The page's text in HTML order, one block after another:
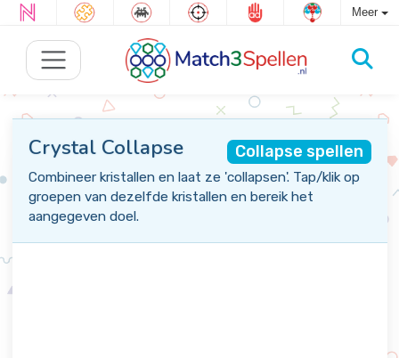
Meer
Collapse spellen
Crystal Collapse
Combineer kristallen en laat ze 'collapsen'. Tap/klik op
groepen van dezelfde kristallen en bereik het
aangegeven doel.